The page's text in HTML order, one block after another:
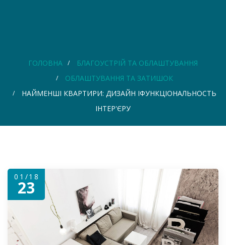
ГОЛОВНА
БЛАГОУСТРІЙ ТА ОБЛАШТУВАННЯ
ОБЛАШТУВАННЯ ТА ЗАТИШОК
НАЙМЕНШІ КВАРТИРИ: ДИЗАЙН ІФУНКЦІОНАЛЬНОСТЬ
ІНТЕР'ЄРУ
01/18
23